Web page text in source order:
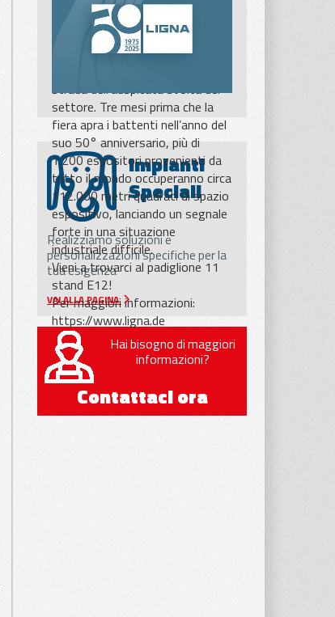
sarà una delle pietre miliari più
importanti per l’industria della
lavorazione e della
strada dell’auspicata svolta del
settore. Tre mesi prima che la
fiera apra i battenti nell’anno del
suo 50° anniversario, più di
1.200 espositori provenienti da
tutto il mondo occuperanno circa
112.000 metri quadrati di spazio
espositivo, lanciando un segnale
forte in una situazione
industriale difficile.
Vieni a trovarci al padiglione 11
stand E12!
Per maggiori informazioni:
https://www.ligna.de
Impianti
Speciali
Realizziamo soluzioni e
personalizzazioni specifiche per la
tua esigenza
VAI ALLA PAGINA
Hai bisogno di maggiori
informazioni?
Contattaci ora